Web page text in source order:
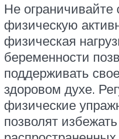
Не ограничивайте
физическую
физическая
беременности
поддерживать
здоровом духе.
физические
позволят